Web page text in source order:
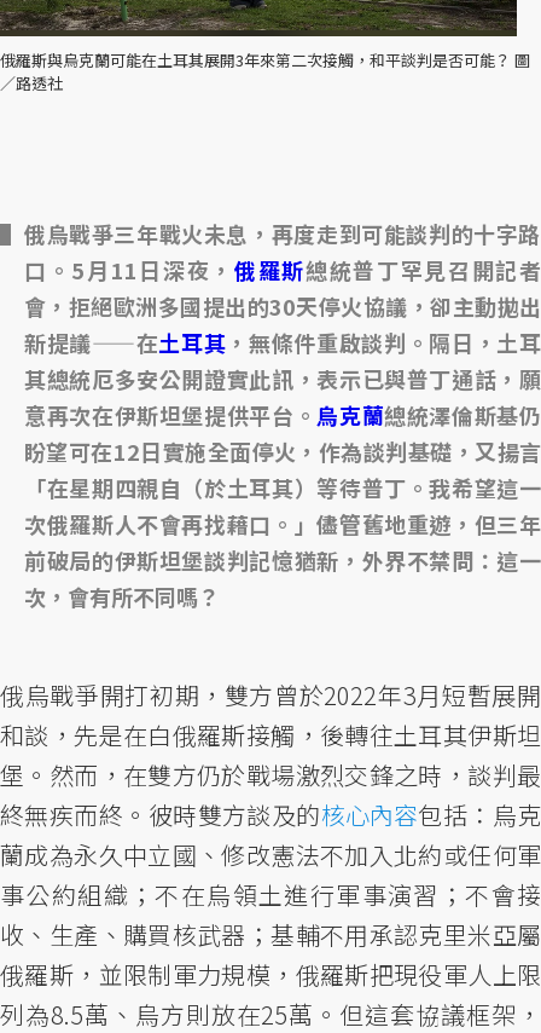
俄羅斯與烏克蘭可能在土耳其展開3年來第二次接觸，和平談判是否可能？ 圖
／路透社
俄烏戰爭三年戰火未息，再度走到可能談判的十字路
口。5月11日深夜， 俄羅斯總統普丁罕見召開記者
會，拒絕歐洲多國提出的30天停火協議，卻主動拋出
新提議——在土耳其 ，無條件重啟談判。隔日，土耳
其總統厄多安公開證實此訊，表示已與普丁通話，願
意再次在伊斯坦堡提供平台。 烏克蘭總統澤倫斯基仍
盼望可在12日實施全面停火，作為談判基礎，又揚言
「在星期四親自（於土耳其）等待普丁。我希望這一
次俄羅斯人不會再找藉口。」儘管舊地重遊，但三年
前破局的伊斯坦堡談判記憶猶新，外界不禁問：這一
次，會有所不同嗎？
俄烏戰爭開打初期，雙方曾於2022年3月短暫展開
和談，先是在白俄羅斯接觸，後轉往土耳其伊斯坦
堡。然而，在雙方仍於戰場激烈交鋒之時，談判最
終無疾而終。彼時雙方談及的核心內容包括：烏克
蘭成為永久中立國、修改憲法不加入北約或任何軍
事公約組織；不在烏領土進行軍事演習；不會接
收、生產、購買核武器；基輔不用承認克里米亞屬
俄羅斯，並限制軍力規模，俄羅斯把現役軍人上限
列為8.5萬、烏方則放在25萬。但這套協議框架，